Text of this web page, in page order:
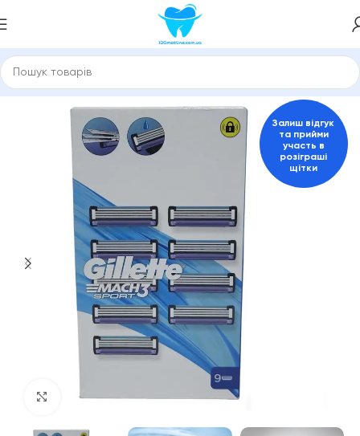
Змінні касети Gillette, Philips, Schick, Venus Чоловічі
Click to enlarge
Залиш відгук
та прийми
участь в
розіграші
щітки